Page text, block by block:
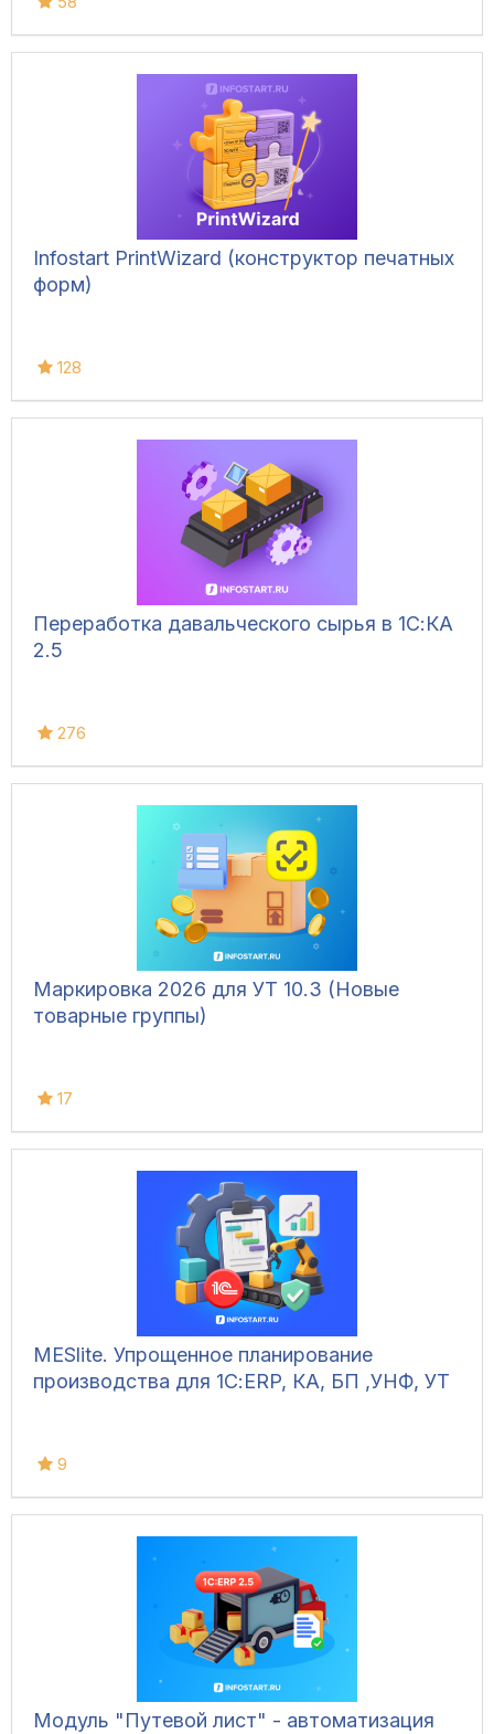
Infostart PrintWizard (конструктор печатных
форм)
128
Переработка давальческого сырья в 1С:КА
2.5
276
Маркировка 2026 для УТ 10.3 (Новые
товарные группы)
17
MESlite. Упрощенное планирование
производства для 1С:ERP, КА, БП ,УНФ, УТ
9
Модуль "Путевой лист" - автоматизация